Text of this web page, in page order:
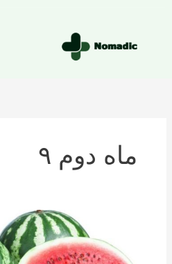
ماه دوم ۹